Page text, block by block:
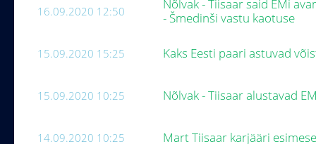
16.09.2020 12:50
Nõlvak - Tiisaar said EMi
- Šmedinši vastu kaotuse
15.09.2020 15:25 Kaks Eesti paari astuvad
15.09.2020 10:25 Nõlvak - Tiisaar alustavad
14.09.2020 10:25 Mart Tiisaar karjääri